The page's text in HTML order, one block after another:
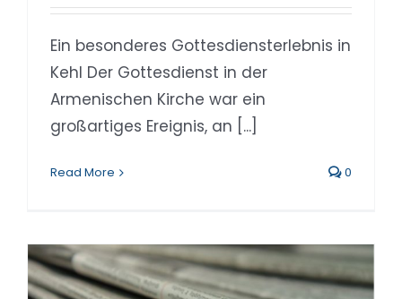
Ein besonderes Gottesdiensterlebnis in
Kehl Der Gottesdienst in der
Armenischen Kirche war ein
großartiges Ereignis, an [...]
Read More 0